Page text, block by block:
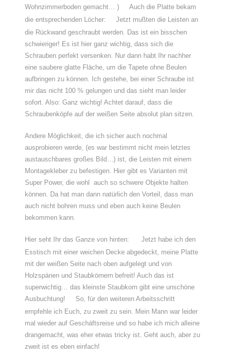
Wohnzimmerboden gemacht… )
Auch die Platte bekam
die entsprechenden Löcher:
Jetzt mußten die Leisten an
die Rückwand geschraubt werden. Das ist ein bisschen
schwieriger! Es ist hier ganz wichtig, dass sich die
Schrauben perfekt versenken. Nur dann habt Ihr nachher
eine saubere glatte Fläche, um die Tapete ohne Beulen
aufbringen zu können. Ich gestehe, bei einer Schraube ist
mir das nicht 100 % gelungen und das sieht man leider
sofort. Also: Ganz wichtig! Achtet darauf, dass die
Schraubenköpfe auf der weißen Seite absolut plan sitzen.
Andere Möglichkeit, die ich sicher auch nochmal
ausprobieren werde, (es war bestimmt nicht mein letztes
austauschbares großes Bild…) ist, die Leisten mit einem
Montagekleber zu befestigen. Hier gibt es Varianten mit
Super Power, die wohl auch so schwere Objekte halten
können. Da hat man dann natürlich den Vorteil, dass man
auch nicht bohren muss und eben auch keine Beulen
bekommen kann.
Hier seht Ihr das Ganze von hinten:
Jetzt habe ich den
Esstisch mit einer weichen Decke abgedeckt, meine Platte
mit der weißen Seite nach oben aufgelegt und von
Holzspänen und Staubkörnern befreit! Auch das ist
superwichtig… das kleinste Staubkorn gibt eine unschöne
Ausbuchtung!
So, für den weiteren Arbeitsschritt
empfehle ich Euch, zu zweit zu sein. Mein Mann war leider
mal wieder auf Geschäftsreise und so habe ich mich alleine
drangemacht, was eher etwas tricky ist. Geht auch, aber zu
zweit ist es eben einfach!